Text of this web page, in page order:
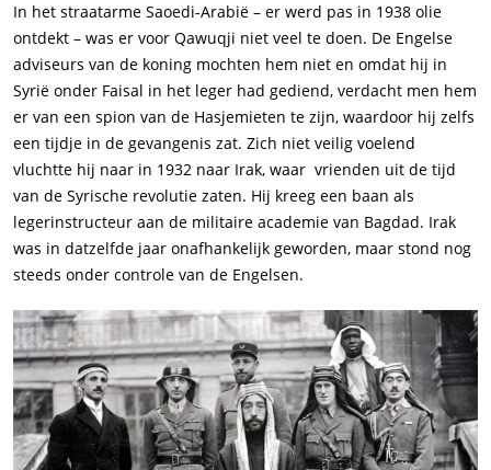
In het straatarme Saoedi-Arabië – er werd pas in 1938 olie
ontdekt – was er voor Qawuqji niet veel te doen. De Engelse
adviseurs van de koning mochten hem niet en omdat hij in
Syrië onder Faisal in het leger had gediend, verdacht men hem
er van een spion van de Hasjemieten te zijn, waardoor hij zelfs
een tijdje in de gevangenis zat. Zich niet veilig voelend
vluchtte hij naar in 1932 naar Irak, waar vrienden uit de tijd
van de Syrische revolutie zaten. Hij kreeg een baan als
legerinstructeur aan de militaire academie van Bagdad. Irak
was in datzelfde jaar onafhankelijk geworden, maar stond nog
steeds onder controle van de Engelsen.